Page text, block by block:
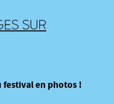
SUR
en photos !